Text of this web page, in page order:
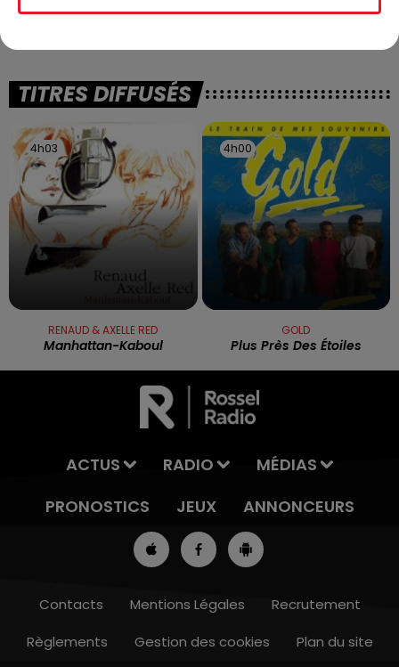
7h00 - 10h00
LA BASE DE LOISIRS
TITRES DIFFUSÉS
4h03
4h03
RENAUD & AXELLE RED
Manhattan-Kaboul
4h00
4h00
GOLD
Plus Près Des Étoiles
ACTUS RADIO
MÉDIAS
PRONOSTICS
JEUX ANNONCEURS
Contacts Mentions Légales
Recrutement
Règlements
Gestion des cookies Plan du site